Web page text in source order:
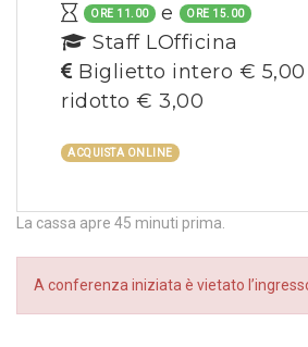
ORE 11.00 e ORE 15.00
Staff LOfficina
Biglietto intero €
ridotto € 3,00
ACQUISTA ONLINE
La cassa apre 45 minuti prima.
A conferenza iniziata è vietato